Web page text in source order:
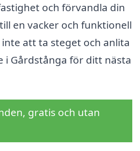
och förvandla din
en vacker och funktionell
inte att ta steget och anlita
i Gårdstånga för ditt nästa
gratis och utan